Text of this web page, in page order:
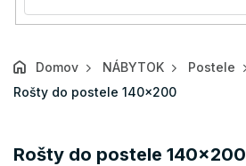
Domov NÁBYTOK Postele
Rošty do postele 140x200
Rošty do postele 140x200